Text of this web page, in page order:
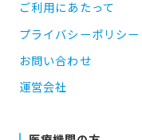
ご利用にあたって
プライバシーポリシー
お問い合わせ
運営会社